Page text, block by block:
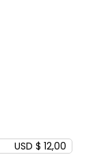
USD $ 12,00